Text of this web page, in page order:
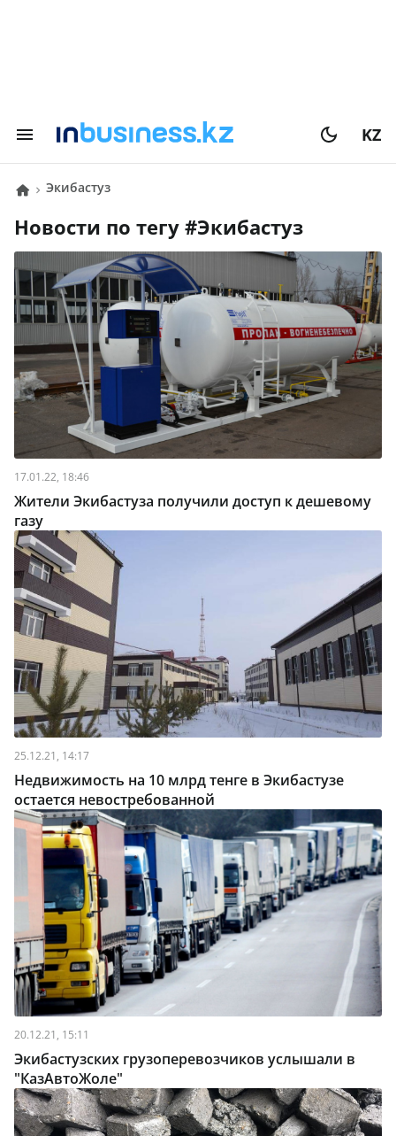
KZ
Экибастуз
Новости по тегу # Экибастуз
17.01.22, 18:46
Жители Экибастуза получили доступ к дешевому
газу
25.12.21, 14:17
Недвижимость на 10 млрд тенге в Экибастузе
остается невостребованной
20.12.21, 15:11
Экибастузских грузоперевозчиков услышали в
"КазАвтоЖоле"